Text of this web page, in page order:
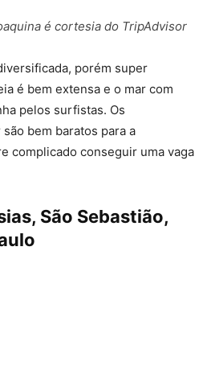
é cortesia do TripAdvisor
porém super
é bem extensa e o mar com
pelos surfistas. Os
bem baratos para a
complicado conseguir uma vaga
São Sebastião,